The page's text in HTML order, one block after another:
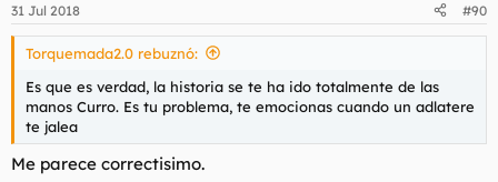
e
s
31 Jul 2018 #90
Torquemada2.0 rebuznó:
Es que es verdad, la historia se te ha ido totalmente de las
manos Curro. Es tu problema, te emocionas cuando un adlatere
te jalea
Me parece correctisimo.